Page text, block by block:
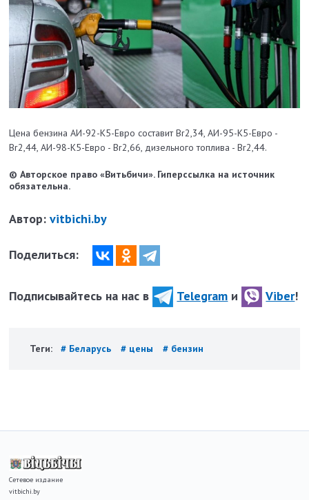
Цена бензина АИ-92-К5-Евро составит Br2,34, АИ-95-К5-Евро -
Br2,44, АИ-98-К5-Евро - Br2,66, дизельного топлива - Br2,44.
© Авторское право «Витьбичи». Гиперссылка на источник
обязательна.
Автор:vitbichi.by
Поделиться:
Подписывайтесь на нас в Telegram и Viber!
Теги: # Беларусь # цены # бензин
Сетевое издание
vitbichi.by